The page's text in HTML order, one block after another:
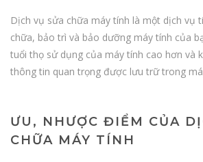
Dịch vụ sửa chữa máy tính là một dịch vụ
chữa, bảo trì và bảo dưỡng máy tính của
tuổi thọ sử dụng của máy tính cao hơn và
thông tin quan trọng được lưu trữ trong
ƯU, NHƯỢC ĐIỂM CỦA
CHỮA MÁY TÍNH